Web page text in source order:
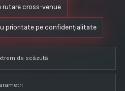
rutare cross-venue
prioritate pe confidențialitate
de scăzută